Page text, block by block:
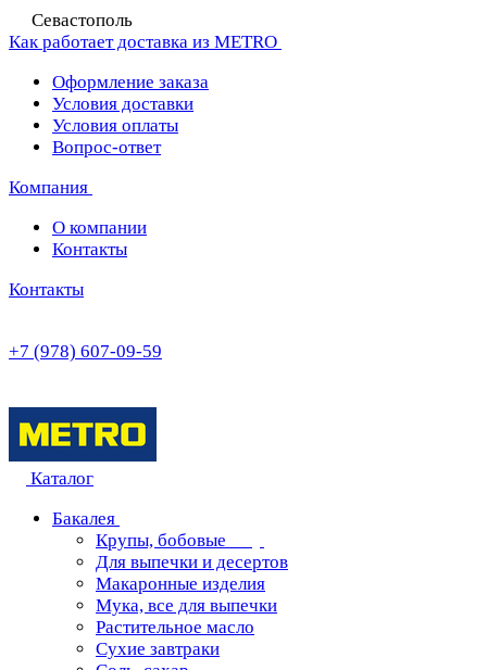
Севастополь
Как работает доставка из METRO
Оформление заказа
Условия доставки
Условия оплаты
Вопрос-ответ
Компания
О компании
Контакты
Контакты
+7 (978) 607-09-59
Каталог
Бакалея
Крупы, бобовые
Для выпечки и десертов
Макаронные изделия
Мука, все для выпечки
Растительное масло
Сухие завтраки